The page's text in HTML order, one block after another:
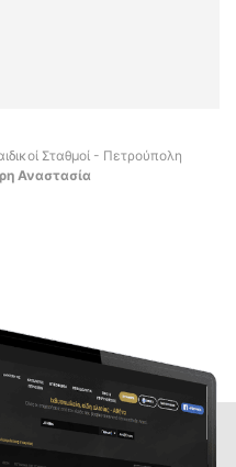
Σταθμοί - Πετρούπολη
Αναστασία